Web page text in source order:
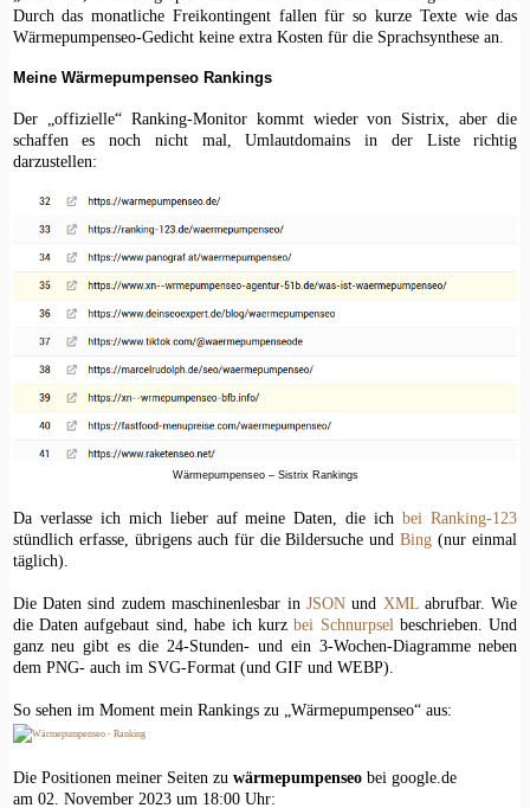
Durch das monatliche Freikontingent fallen für so kurze Texte wie das
Wärmepumpenseo-Gedicht keine extra Kosten für die Sprachsynthese an.
Meine Wärmepumpenseo Rankings
Der „offizielle“ Ranking-Monitor kommt wieder von Sistrix, aber die
schaffen es noch nicht mal, Umlautdomains in der Liste richtig
darzustellen:
Wärmepumpenseo – Sistrix Rankings
Da verlasse ich mich lieber auf meine Daten, die ichbei Ranking-123
stündlich erfasse, übrigens auch für die Bildersuche undBing (nur einmal
täglich).
Die Daten sind zudem maschinenlesbar in JSONund XMLabrufbar. Wie
die Daten aufgebaut sind, habe ich kurzbei Schnurpsel beschrieben. Und
ganz neu gibt es die 24-Stunden- und ein 3-Wochen-Diagramme neben
dem PNG- auch im SVG-Format (und GIF und WEBP).
So sehen im Moment mein Rankings zu „Wärmepumpenseo“ aus:
Die Positionen meiner Seiten zu wärmepumpenseobei google.de
am 02. November 2023 um 18:00 Uhr: